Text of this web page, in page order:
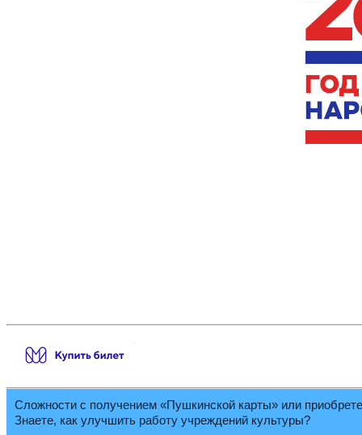
Сложности с получением «Пушкинской карты» или
Знаете, как улучшить работу учреждений культуры?